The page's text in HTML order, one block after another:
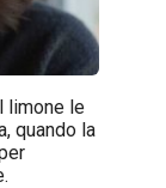
limone le
quando la